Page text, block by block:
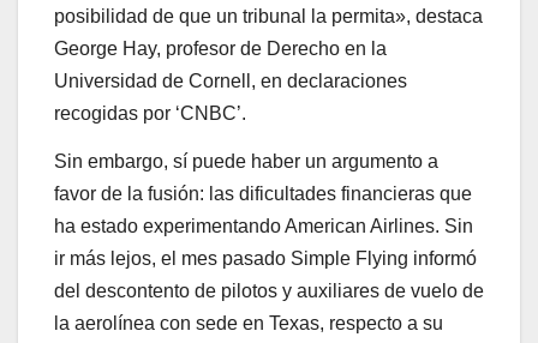
posibilidad de que un tribunal la permita», destaca
George Hay, profesor de Derecho en la
Universidad de Cornell, en declaraciones
recogidas por ‘CNBC’.
Sin embargo, sí puede haber un argumento a
favor de la fusión: las dificultades financieras que
ha estado experimentando American Airlines. Sin
ir más lejos, el mes pasado Simple Flying informó
del descontento de pilotos y auxiliares de vuelo de
la aerolínea con sede en Texas, respecto a su